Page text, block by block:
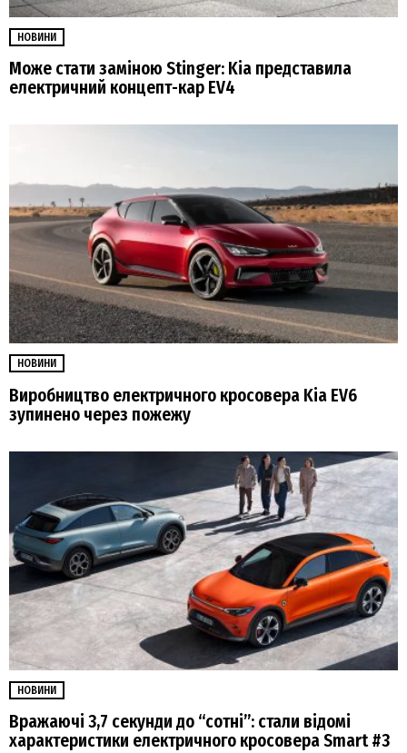
НОВИНИ
Може стати заміною Stinger: Kia представила
електричний концепт-кар EV4
НОВИНИ
Виробництво електричного кросовера Kia EV6
зупинено через пожежу
НОВИНИ
Вражаючі 3,7 секунди до “сотні”: стали відомі
характеристики електричного кросовера Smart #3